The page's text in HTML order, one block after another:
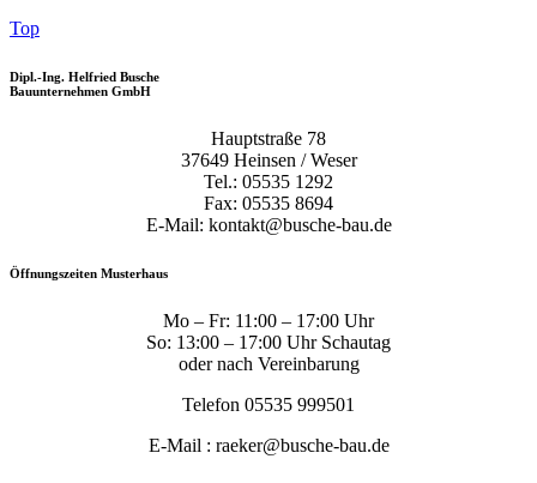
Top
Dipl.-Ing. Helfried Busche
Bauunternehmen GmbH
Hauptstraße 78
37649 Heinsen / Weser
Tel.: 05535 1292
Fax: 05535 8694
E-Mail: kontakt@busche-bau.de
Öffnungszeiten Musterhaus
Mo – Fr: 11:00 – 17:00 Uhr
So: 13:00 – 17:00 Uhr Schautag
oder nach Vereinbarung
Telefon 05535 999501
E-Mail : raeker@busche-bau.de